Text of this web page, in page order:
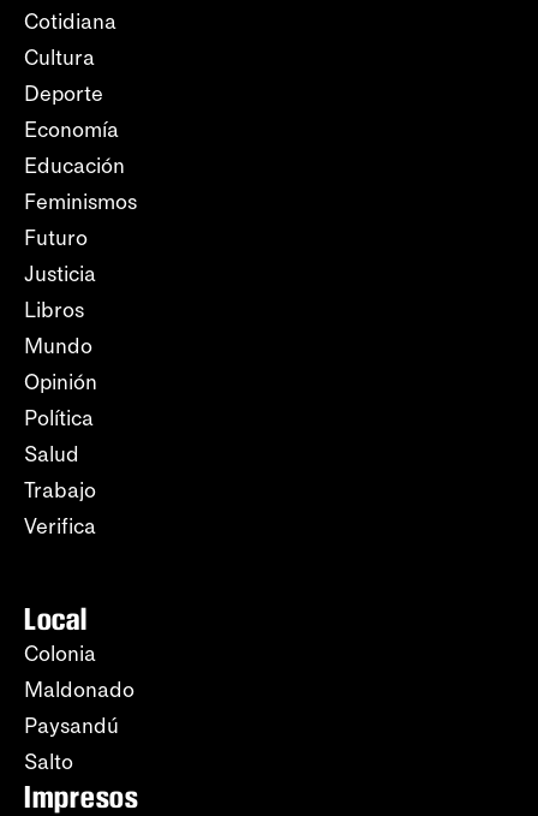
Cotidiana
Cultura
Deporte
Economía
Educación
Feminismos
Futuro
Justicia
Libros
Mundo
Opinión
Política
Salud
Trabajo
Verifica
Local
Colonia
Maldonado
Paysandú
Salto
Impresos